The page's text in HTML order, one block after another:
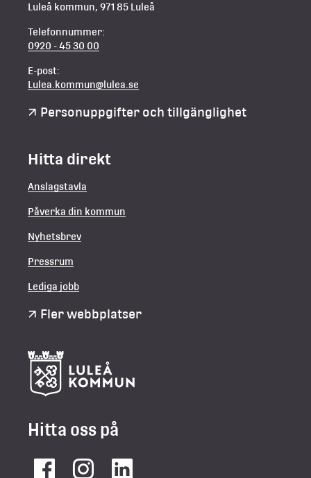
Luleå kommun, 971 85 Luleå
Telefonnummer:
0920 - 45 30 00
E-post:
Lulea.kommun@lulea.se
Personuppgifter och tillgänglighet
Hitta direkt
Anslagstavla
Påverka din kommun
Nyhetsbrev
Pressrum
Lediga jobb
Fler webbplatser
Hitta oss på